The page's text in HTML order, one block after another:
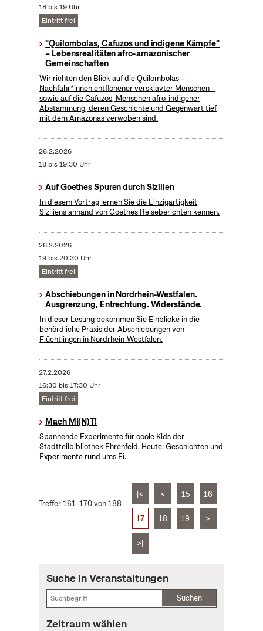
18 bis 19 Uhr
Eintritt frei
"Quilombolas, Cafuzos und indigene Kämpfe"
– Lebensrealitäten afro-amazonischer
Gemeinschaften
Wir richten den Blick auf die Quilombolas –
Nachfahr*innen entflohener versklavter Menschen –
sowie auf die Cafuzos, Menschen afro-indigener
Abstammung, deren Geschichte und Gegenwart tief
mit dem Amazonas verwoben sind.
26.2.2026
18 bis 19:30 Uhr
Auf Goethes Spuren durch Sizilien
In diesem Vortrag lernen Sie die Einzigartigkeit
Siziliens anhand von Goethes Reiseberichten kennen.
26.2.2026
19 bis 20:30 Uhr
Eintritt frei
Abschiebungen in Nordrhein-Westfalen.
Ausgrenzung, Entrechtung. Widerstände.
In dieser Lesung bekommen Sie Einblicke in die
behördliche Praxis der Abschiebungen von
Flüchtlingen in Nordrhein-Westfalen.
27.2.2026
16:30 bis 17:30 Uhr
Eintritt frei
Mach MI(N)T!
Spannende Experimente für coole Kids der
Stadtteilbibliothek Ehrenfeld. Heute: Geschichten und
Experimente rund ums Ei.
Treffer 161–170 von 188
|< < 15 16
17 18 19 >
>|
Suche in Veranstaltungen
Suchen
Zeitraum wählen